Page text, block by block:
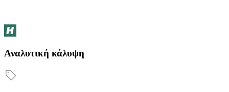
Αναλυτική κάλυψη